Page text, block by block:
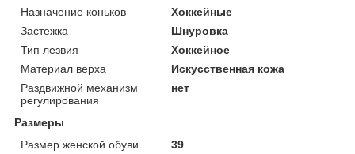
Назначение коньков
Хоккейные
Застежка
Шнуровка
Тип лезвия
Хоккейное
Материал верха
Искусственная кожа
Раздвижной механизм
регулирования
нет
Размеры
Размер женской обуви
39